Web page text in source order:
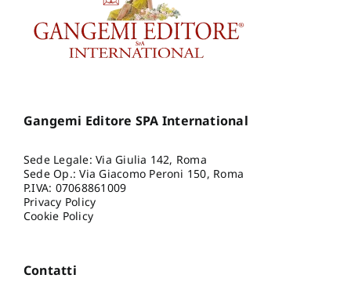
Gangemi Editore SPA International
Sede Legale: Via Giulia 142, Roma
Sede Op.: Via Giacomo Peroni 150, Roma
P.IVA: 07068861009
Privacy Policy
Cookie Policy
Contatti